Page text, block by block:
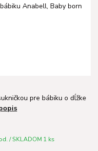
pre bábiku o dĺžke
/ SKLADOM 1 ks